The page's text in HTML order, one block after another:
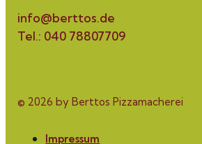
info@berttos.de
Tel.: 040 78807709
© 2026 by Berttos Pizzamacherei
Impressum